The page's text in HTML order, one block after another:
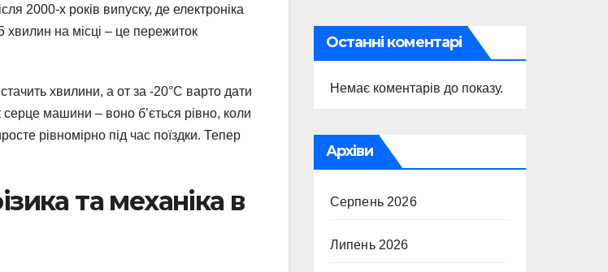
2000-х років випуску, де електроніка
хвилин на місці – це пережиток
хвилини, а от за -20°C варто дати
машини – воно б’ється рівно, коли
рівномірно під час поїздки. Тепер
та механіка в
Останні коментарі
Немає коментарів до показу.
Архіви
Серпень 2026
Липень 2026